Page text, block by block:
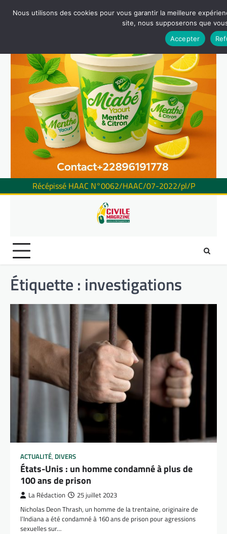
Récépissé HAAC N°0062/HAAC/07-2022/pl/P
Étiquette : investigations
ACTUALITÉ, DIVERS
États-Unis : un homme condamné à plus de
100 ans de prison
La Rédaction 25 juillet 2023
Nicholas Deon Thrash, un homme de la trentaine, originaire de
l’Indiana a été condamné à 160 ans de prison pour agressions
sexuelles sur…
Nous utilisons des cookies pour vous garantir la meilleure
site, nous supposerons que
Accepter